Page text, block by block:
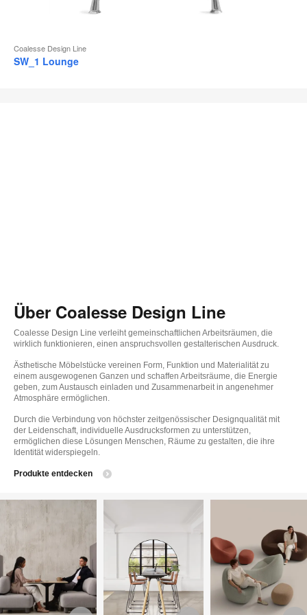
Coalesse Design Line
SW_1 Lounge
Über Coalesse Design Line
Coalesse Design Line verleiht gemeinschaftlichen Arbeitsräumen, die
wirklich funktionieren, einen anspruchsvollen gestalterischen Ausdruck.
Ästhetische Möbelstücke vereinen Form, Funktion und Materialität zu
einem ausgewogenen Ganzen und schaffen Arbeitsräume, die Energie
geben, zum Austausch einladen und Zusammenarbeit in angenehmer
Atmosphäre ermöglichen.
Durch die Verbindung von höchster zeitgenössischer Designqualität mit
der Leidenschaft, individuelle Ausdrucksformen zu unterstützen,
ermöglichen diese Lösungen Menschen, Räume zu gestalten, die ihre
Identität widerspiegeln.
Produkte entdecken